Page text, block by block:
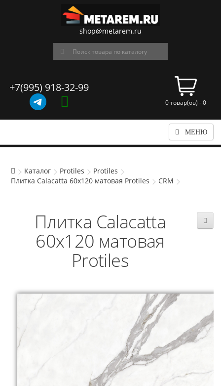
shop@metarem.ru
+7(995) 918-32-99
0 товар(ов) - 0
МЕНЮ
Каталог Protiles
Protiles
Плитка Calacatta 60х120 матовая Protiles
CRM
Плитка Calacatta
60х120 матовая
Protiles